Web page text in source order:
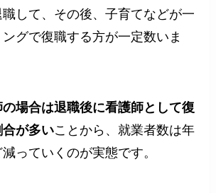
して、その後、子育てなどが一
グで復職する方が一定数いま
場合は退職後に看護師として復
が多いことから、就業者数は年
っていくのが実態です。